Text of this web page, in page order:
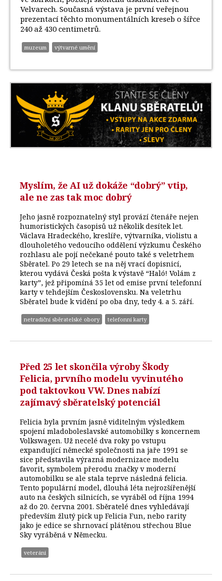
Velvarech. Současná výstava je první veřejnou
prezentací těchto monumentálních kreseb o šířce
240 až 430 centimetrů.
muzeum výtvarné umění
Myslím, že AI už dokáže “dobrý” vtip,
ale ne zas tak moc dobrý
Jeho jasně rozpoznatelný styl provází čtenáře nejen
humoristických časopisů už několik desítek let.
Václava Hradeckého, kreslíře, výtvarníka, violistu a
dlouholetého vedoucího oddělení výzkumu Českého
rozhlasu ale pojí nečekané pouto také s veletrhem
Sběratel. Po 29 letech se na něj vrací dopisnicí,
kterou vydává Česká pošta k výstavě “Haló! Volám z
karty”, jež připomíná 35 let od emise první telefonní
karty v tehdejším Československu. Na veletrhu
Sběratel bude k vidění po oba dny, tedy 4. a 5. září.
netradiční sběratelské obory telefonní karty
Před 25 let skončila výroby Škody
Felicia, prvního modelu vyvinutého
pod taktovkou VW. Dnes nabízí
zajímavý sběratelský potenciál
Felicia byla prvním jasně viditelným výsledkem
spojení mladoboleslavské automobilky s koncernem
Volkswagen. Už necelé dva roky po vstupu
expandující německé společnosti na jaře 1991 se
sice představila výrazná modernizace modelu
favorit, symbolem přerodu značky v moderní
automobilku se ale stala teprve následná felicia.
Tento populární model, dlouhá léta nejrozšířenější
auto na českých silnicích, se vyráběl od října 1994
až do 20. června 2001. Sběratelé dnes vyhledávají
především žlutý pick up Felicia Fun, nebo rarity
jako je edice se shrnovací plátěnou střechou Blue
Sky vyráběná v Německu.
veteráni